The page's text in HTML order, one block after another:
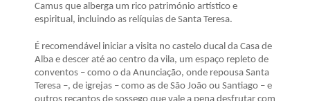
Camus que alberga um rico património artístico e
espiritual, incluindo as relíquias de Santa Teresa.
É recomendável iniciar a visita no castelo ducal da Casa de
Alba e descer até ao centro da vila, um espaço repleto de
conventos – como o da Anunciação, onde repousa Santa
Teresa –, de igrejas – como as de São João ou Santiago – e